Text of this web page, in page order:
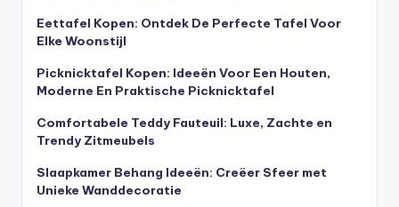
Eettafel Kopen: Ontdek De Perfecte Tafel Voor
Elke Woonstijl
Picknicktafel Kopen: Ideeën Voor Een Houten,
Moderne En Praktische Picknicktafel
Comfortabele Teddy Fauteuil: Luxe, Zachte en
Trendy Zitmeubels
Slaapkamer Behang Ideeën: Creëer Sfeer met
Unieke Wanddecoratie